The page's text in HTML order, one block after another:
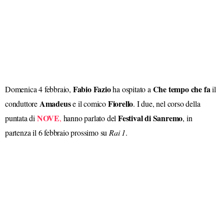
Domenica 4 febbraio, FabioFazioha ospitato a Che tempo che fail
conduttore Amadeuse il comicoFiorello. I due, nel corso della
puntata di NOVE, hanno parlato delFestival di Sanremo, in
partenza il 6 febbraio prossimo su Rai 1.